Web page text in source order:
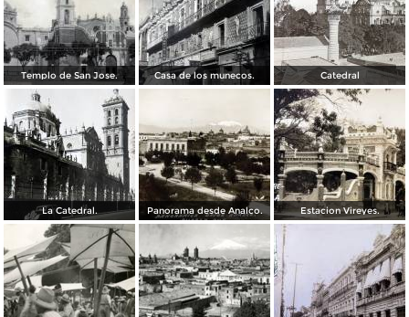
Templo de San Jose. Casa de los munecos. Catedral
La Catedral. Panorama desde Analco. Estacion Vireyes.